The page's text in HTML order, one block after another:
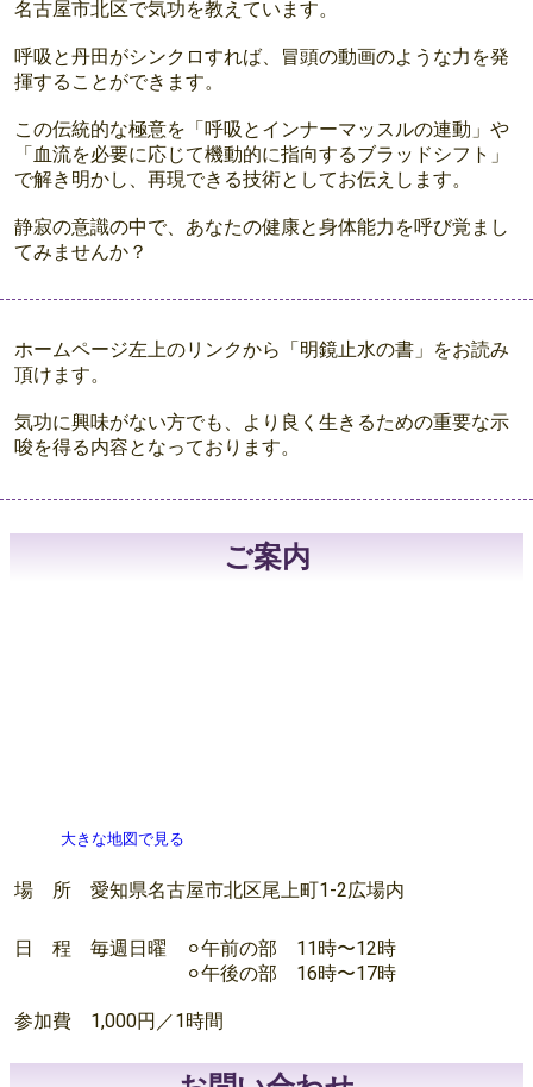
名古屋市北区で気功を教えています。
呼吸と丹田がシンクロすれば、冒頭の動画のような力を発
揮することができます。
この伝統的な極意を「呼吸とインナーマッスルの連動」や
「血流を必要に応じて機動的に指向するブラッドシフト」
で解き明かし、再現できる技術としてお伝えします。
静寂の意識の中で、あなたの健康と身体能力を呼び覚まし
てみませんか？
ホームページ左上のリンクから「明鏡止水の書」をお読み
頂けます。
気功に興味がない方でも、より良く生きるための重要な示
唆を得る内容となっております。
ご案内
大きな地図で見る
場 所 愛知県名古屋市北区尾上町1-2広場内
日 程 毎週日曜 ⚪︎午前の部 11時〜12時
⚪︎午後の部 16時〜17時
参加費 1,000円／1時間